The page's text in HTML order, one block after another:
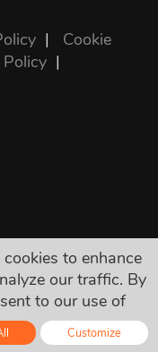
| Cookie
|
的で、必要な
料金などは一
to enhance
our traffic. By
to our use of
Customize